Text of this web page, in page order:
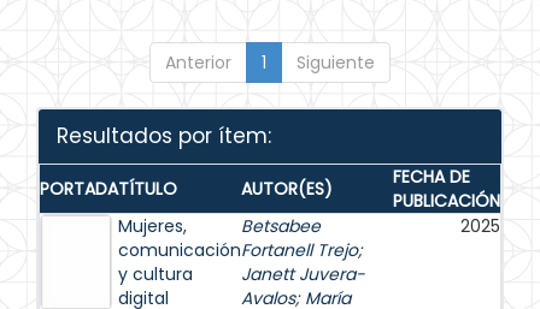
Anterior 1 Siguiente
Resultados por ítem:
PORTADATÍTULO AUTOR(ES)
FECHA DE
PUBLICACIÓN
Mujeres,
comunicación
y cultura
digital
Betsabee
Fortanell Trejo;
Janett Juvera-
Avalos; María
2025